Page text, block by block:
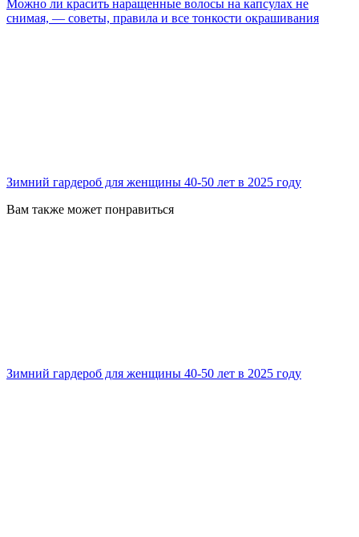
Можно ли красить наращенные волосы на капсулах не
снимая, — советы, правила и все тонкости окрашивания
Зимний гардероб для женщины 40-50 лет в 2025 году
Вам также может понравиться
Зимний гардероб для женщины 40-50 лет в 2025 году